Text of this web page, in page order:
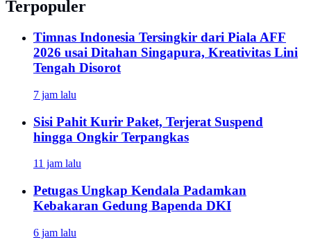
Terpopuler
Timnas Indonesia Tersingkir dari Piala AFF
2026 usai Ditahan Singapura, Kreativitas Lini
Tengah Disorot
7 jam lalu
Sisi Pahit Kurir Paket, Terjerat Suspend
hingga Ongkir Terpangkas
11 jam lalu
Petugas Ungkap Kendala Padamkan
Kebakaran Gedung Bapenda DKI
6 jam lalu